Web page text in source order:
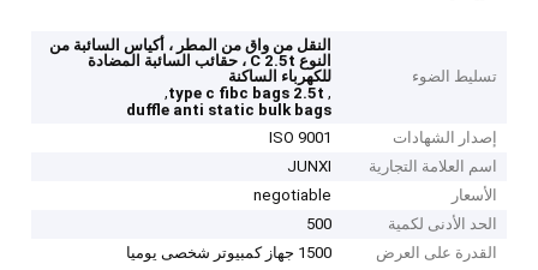
تسليط الضوء
النقل من واق من المطر ، أكياس السائبة من
النوع C 2.5t ، حقائب السائبة المضادة
للكهرباء الساكنة
,
type c fibc bags 2.5t
,
duffle anti static bulk bags
إصدار الشهادات
ISO 9001
اسم العلامة التجارية
JUNXI
الأسعار
negotiable
الحد الأدنى لكمية
500
القدرة على العرض
1500 جهاز كمبيوتر شخصى يوميا